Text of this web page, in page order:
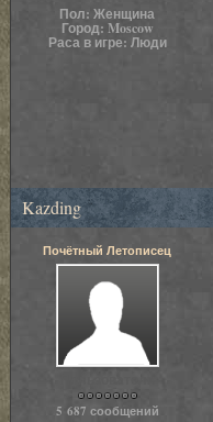
Пол: Женщина
Город: Moscow
Раса в игре: Люди
Kazding
Почётный Летописец
5 687 сообщений